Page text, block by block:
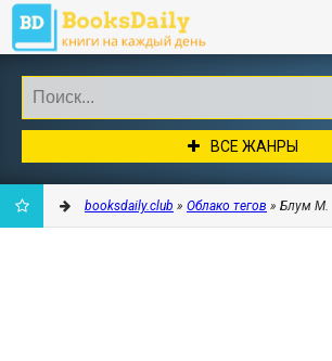
ВСЕ ЖАНРЫ
booksdaily.club » Облако тегов » Блум М.